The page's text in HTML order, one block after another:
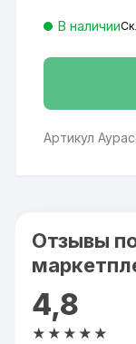
В наличии
Артикул
Отзывы
4,8
★★★★★